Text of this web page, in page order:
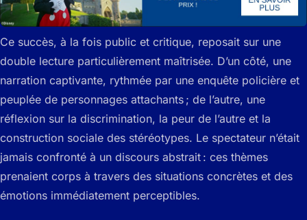
Ce succès, à la fois public et critique, reposait sur une
double lecture particulièrement maîtrisée. D’un côté, une
narration captivante, rythmée par une enquête policière et
peuplée de personnages attachants ; de l’autre, une
réflexion sur la discrimination, la peur de l’autre et la
construction sociale des stéréotypes. Le spectateur n’était
jamais confronté à un discours abstrait : ces thèmes
prenaient corps à travers des situations concrètes et des
émotions immédiatement perceptibles.